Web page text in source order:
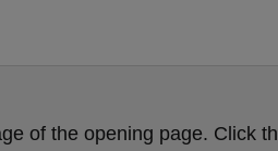
of the opening page. Click